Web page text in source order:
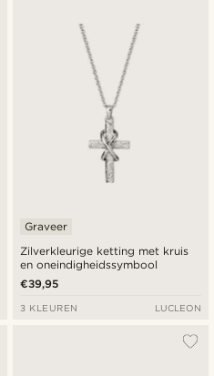
Zilverkleurige ketting met kruis
en oneindigheidssymbool
Graveer
€39,95
3 KLEUREN LUCLEON